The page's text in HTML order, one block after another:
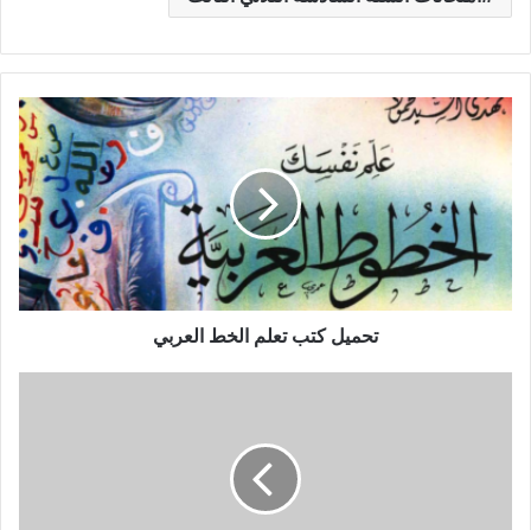
تحميل
كتب
تعلم
الخط
العربي
تحميل كتب تعلم الخط العربي